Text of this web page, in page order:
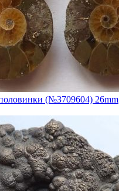
(№3709604) 26mm